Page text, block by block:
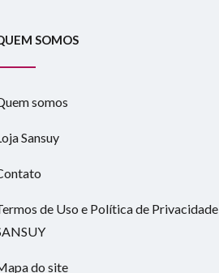
SOMOS
somos
Sansuy
de Uso e Política de Privacidade
do site